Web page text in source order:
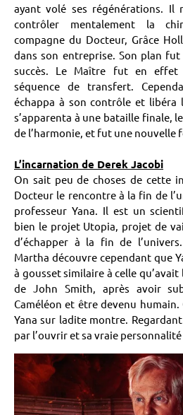
ayant volé ses régénérations. Il
contrôler mentalement la
compagne du Docteur, Grâce
dans son entreprise. Son plan
succès. Le Maître fut en effet
séquence de transfert.
échappa à son contrôle et libéra
s’apparenta à une bataille finale,
de l’harmonie, et fut une nouvelle
L’incarnation de Derek Jacobi
On sait peu de choses de cette
Docteur le rencontre à la fin de
professeur Yana. Il est un
bien le projet Utopia, projet de
d’échapper à la fin de
Martha découvre cependant que
à gousset similaire à celle
de John Smith, après avoir
Caméléon et être devenu
Yana sur ladite montre.
par l’ouvrir et sa vraie